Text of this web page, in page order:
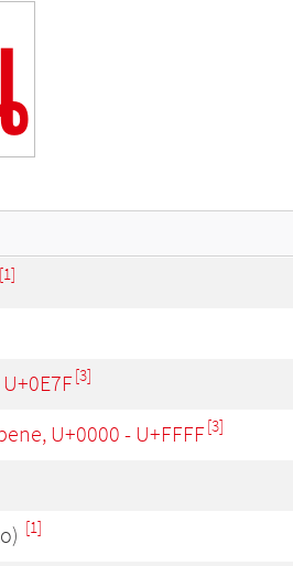
[1]
[3]
U+0000 - U+FFFF[3]
[1]